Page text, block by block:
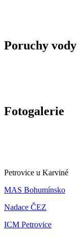
Poruchy vody
Fotogalerie
Petrovice u Karviné
MAS Bohumínsko
Nadace ČEZ
ICM Petrovice